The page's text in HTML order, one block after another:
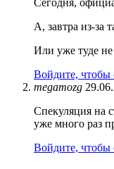
Сегодня,
А, завтра из-за
Или уже туде
Войдите, чтобы
megamozg
Спекуляция на
уже много раз
Войдите, чтобы